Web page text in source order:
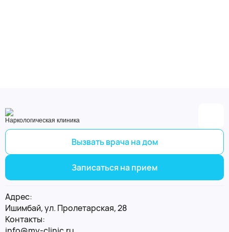
Наркологическая клиника
Вызвать врача на дом
Записаться на прием
Адрес:
Ишимбай, ул. Пролетарская, 28
Контакты: